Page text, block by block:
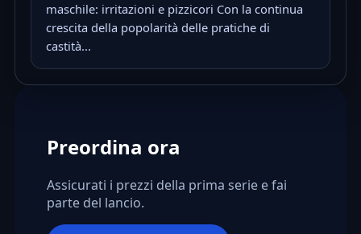
maschile: irritazioni e pizzicori Con la continua
crescita della popolarità delle pratiche di
castità...
Preordina ora
Assicurati i prezzi della prima serie e fai
parte del lancio.